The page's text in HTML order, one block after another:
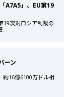
A7A5」、EU第19
19次対ロシア制裁の
...
ーン
約16億6100万ドル相